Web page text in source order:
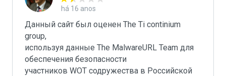
há 16 anos
Данный сайт был оценен The Ti continium
group,
используя данные The MalwareURL Team для
обеспечения безопасности
участников WOT содружества в Российской